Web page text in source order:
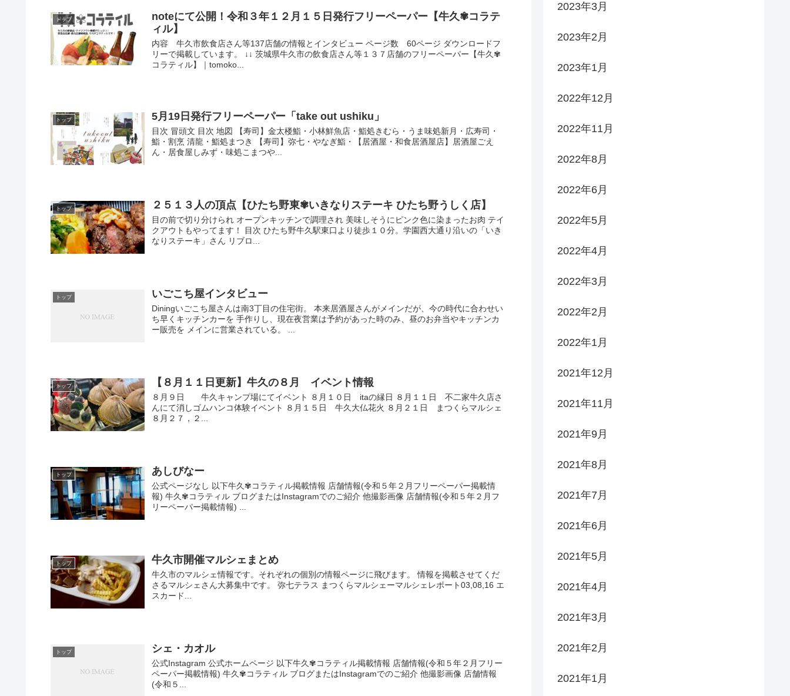
トップ
noteにて公開！令和３年１２月１５日発行フリーペーパー【牛久✾コラテ
ィル】
内容 牛久市飲食店さん等137店舗の情報とインタビュー ページ数 60ページ ダウンロードフ
リーで掲載しています。 ↓↓ 茨城県牛久市の飲食店さん等１３７店舗のフリーペーパー【牛久✾
コラティル】｜tomoko...
トップ 5月19日発行フリーペーパー「take out ushiku」
目次 冒頭文 目次 地図 【寿司】金太楼鮨・小林鮮魚店・鮨処きむら・うま味処新月・広寿司・
鮨・割烹 清龍・鮨処まつき 【寿司】弥七・やなぎ鮨・【居酒屋・和食居酒屋店】居酒屋ごえ
ん・居食屋しみず・味処こまつや...
トップ ２５１３人の頂点【ひたち野東✾いきなりステーキ ひたち野うしく店】
目の前で切り分けられ オープンキッチンで調理され 美味しそうにピンク色に染まったお肉 テイ
クアウトもやってます！ 目次 ひたち野牛久駅東口より徒歩１０分。学園西大通り沿いの「いき
なりステーキ」さん リブロ...
トップ いごこち屋インタビュー
Diningいごこち屋さんは南3丁目の住宅街。 本来居酒屋さんがメインだが、今の時代に合わせい
ち早くキッチンカーを 手作りし、現在夜営業は予約があった時のみ、昼のお弁当やキッチンカ
ー販売を メインに営業されている。 ...
トップ 【８月１１日更新】牛久の８月 イベント情報
８月９日 牛久キャンプ場にてイベント ８月１０日 itaの縁日 ８月１１日 不二家牛久店さ
んにて消しゴムハンコ体験イベント ８月１５日 牛久大仏花火 ８月２１日 まつくらマルシェ
８月２７，２...
トップ あしびなー
公式ページなし 以下牛久✾コラティル掲載情報 店舗情報(令和５年２月フリーペーパー掲載情
報) 牛久✾コラティル ブログまたはInstagramでのご紹介 他撮影画像 店舗情報(令和５年２月フ
リーペーパー掲載情報) ...
トップ 牛久市開催マルシェまとめ
牛久市のマルシェ情報です。それぞれの個別の情報ページに飛びます。 情報を掲載させてくだ
さるマルシェさん大募集中です。 弥七テラス まつくらマルシェーマルシェレポート03,08,16 エ
スカード...
トップ シェ・カオル
公式Instagram 公式ホームページ 以下牛久✾コラティル掲載情報 店舗情報(令和５年２月フリー
ペーパー掲載情報) 牛久✾コラティル ブログまたはInstagramでのご紹介 他撮影画像 店舗情報
(令和５...
2023年3月
2023年2月
2023年1月
2022年12月
2022年11月
2022年8月
2022年6月
2022年5月
2022年4月
2022年3月
2022年2月
2022年1月
2021年12月
2021年11月
2021年9月
2021年8月
2021年7月
2021年6月
2021年5月
2021年4月
2021年3月
2021年2月
2021年1月